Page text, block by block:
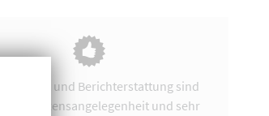
und Berichterstattung sind
eine Herzensangelegenheit und sehr